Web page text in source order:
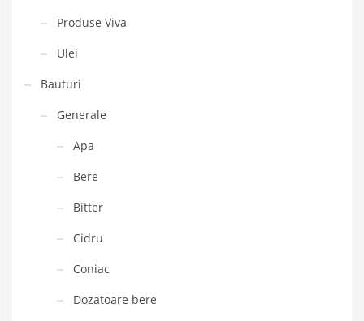
Produse Viva
Ulei
Bauturi
Generale
Apa
Bere
Bitter
Cidru
Coniac
Dozatoare bere